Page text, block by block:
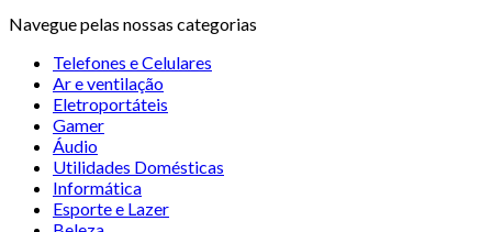
Navegue pelas nossas categorias
Telefones e Celulares
Ar e ventilação
Eletroportáteis
Gamer
Áudio
Utilidades Domésticas
Informática
Esporte e Lazer